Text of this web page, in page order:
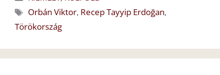
Címkék
Orbán Viktor, Recep Tayyip Erdoğan,
Törökország